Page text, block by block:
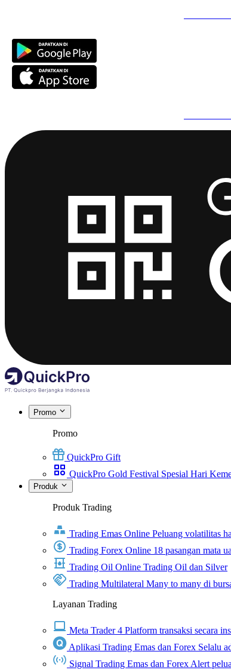
Promo
Promo
QuickPro Gift
QuickPro Gold Festival Spesial Hari
Produk
Produk Trading
Trading Emas Online Peluang volatilitas
Trading Forex Online 18 pasangan mata
Trading Oil Online Trading Oil dan Silver
Trading Multilateral Many to many di
Layanan Trading
Meta Trader 4 Platform transaksi secara
Aplikasi Trading Emas dan Forex Selalu
Signal Trading Emas dan Forex Alert